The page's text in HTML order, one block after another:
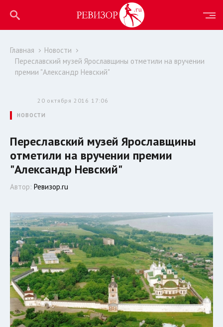
Главная
Новости
Переславский музей Ярославщины отметили на вручении
премии "Александр Невский"
20 октября 2016 17:06
НОВОСТИ
Переславский музей Ярославщины
отметили на вручении премии
"Александр Невский"
Автор: Ревизор.ru